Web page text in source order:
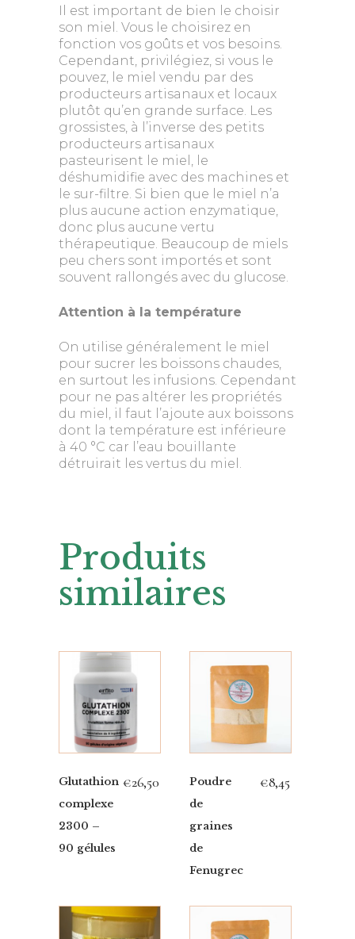
Il est important de bien le choisir
son miel. Vous le choisirez en
fonction vos goûts et vos besoins.
Cependant, privilégiez, si vous le
pouvez, le miel vendu par des
producteurs artisanaux et locaux
plutôt qu’en grande surface. Les
grossistes, à l’inverse des petits
producteurs artisanaux
pasteurisent le miel, le
déshumidifie avec des machines et
le sur-filtre. Si bien que le miel n’a
plus aucune action enzymatique,
donc plus aucune vertu
thérapeutique. Beaucoup de miels
peu chers sont importés et sont
souvent rallongés avec du glucose.
Attention à la température
On utilise généralement le miel
pour sucrer les boissons chaudes,
en surtout les infusions. Cependant
pour ne pas altérer les propriétés
du miel, il faut l’ajoute aux boissons
dont la température est inférieure
à 40 °C car l’eau bouillante
détruirait les vertus du miel.
Produits
similaires
Glutathion
complexe
2300 –
90 gélules
€26,50
Poudre
de
graines
de
Fenugrec
€8,45